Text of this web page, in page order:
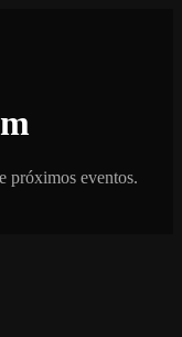
próximos eventos.